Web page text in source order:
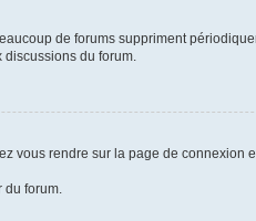
de forums suppriment
discussions du forum.
vous rendre sur la page de connexion
du forum.